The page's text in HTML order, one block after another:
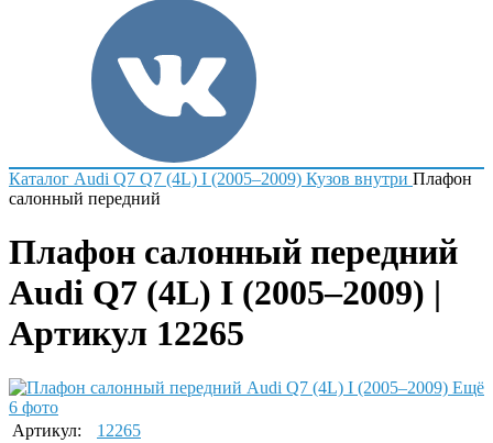
Каталог Audi Q7 Q7 (4L) I (2005–2009) Кузов внутри Плафон
салонный передний
Плафон салонный передний
Audi Q7 (4L) I (2005–2009) |
Артикул 12265
Ещё
6 фото
Артикул:
12265